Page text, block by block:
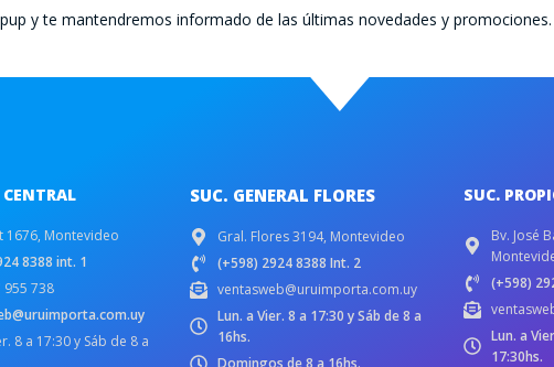
y te mantendremos informado de las últimas novedades y promociones.
1676, Montevideo
8388 int. 1
955 738
8 a 17:30 y Sáb de 8 a
SUC. GENERAL FLORES
Gral. Flores 3194, Montevideo
(+598) 2924 8388 Int. 2
ventasweb@uruimporta.com.uy
Lun. a Vier. 8 a 17:30 y Sáb de 8 a
16hs.
Domingos de 8 a 16hs.
SUC.
Bv. José
(+598)
Lun. a
17:30hs.